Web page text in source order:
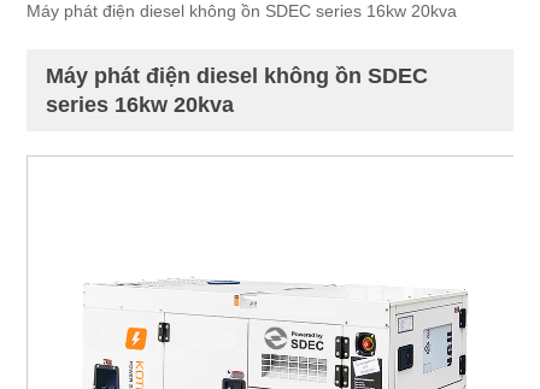
Máy phát điện diesel không ồn SDEC series 16kw 20kva
Máy phát điện diesel không ồn SDEC
series 16kw 20kva